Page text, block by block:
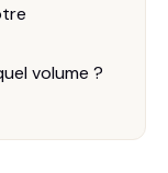
volume ?